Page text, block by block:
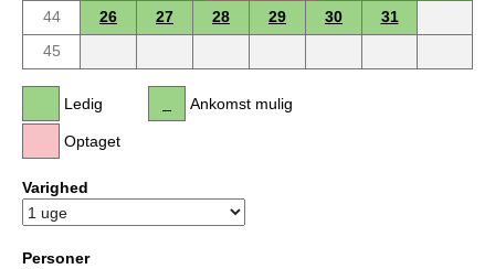
44
26 27 28 29 30
31
45
Ledig
Optaget
Ankomst mulig
Varighed
Personer